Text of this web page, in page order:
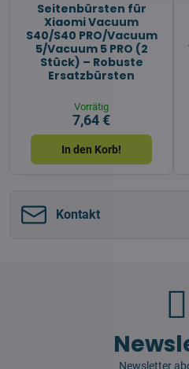
Seitenbürsten für
Xiaomi Vacuum
S40/S40 PRO/Vacuum
5/Vacuum 5 PRO (2
Stück) – Robuste
Ersatzbürsten
Vorrätig
7,64 €
In den Korb!
Kontakt
Newsletter